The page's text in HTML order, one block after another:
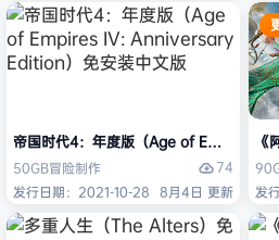
帝国时代4：年度版（Age of Empires
50GB冒险制作
74
发行日期：2021-10-28 8月4日 更新
《
发